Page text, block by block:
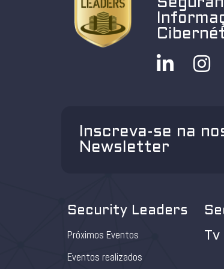
Inscreva-se na
Newsletter
Security Leaders
Próximos Eventos
Eventos realizados